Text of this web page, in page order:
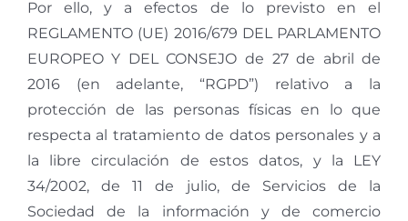
Por ello, y a efectos de lo previsto en el
REGLAMENTO (UE) 2016/679 DEL PARLAMENTO
EUROPEO Y DEL CONSEJO de 27 de abril de
2016 (en adelante, “RGPD”) relativo a la
protección de las personas físicas en lo que
respecta al tratamiento de datos personales y a
la libre circulación de estos datos, y la LEY
34/2002, de 11 de julio, de Servicios de la
Sociedad de la información y de comercio